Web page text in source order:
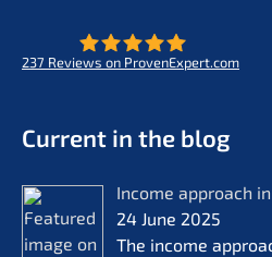
237 Reviews on ProvenExpert.com
Current in the blog
Income approach
24 June 2025
The income